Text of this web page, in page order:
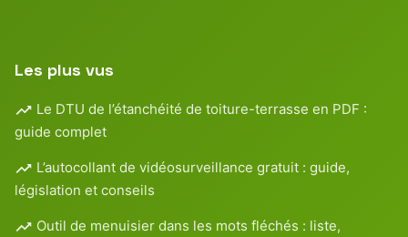
Les plus vus
Le DTU de l’étanchéité de toiture-terrasse en PDF :
guide complet
L’autocollant de vidéosurveillance gratuit : guide,
législation et conseils
Outil de menuisier dans les mots fléchés : liste,